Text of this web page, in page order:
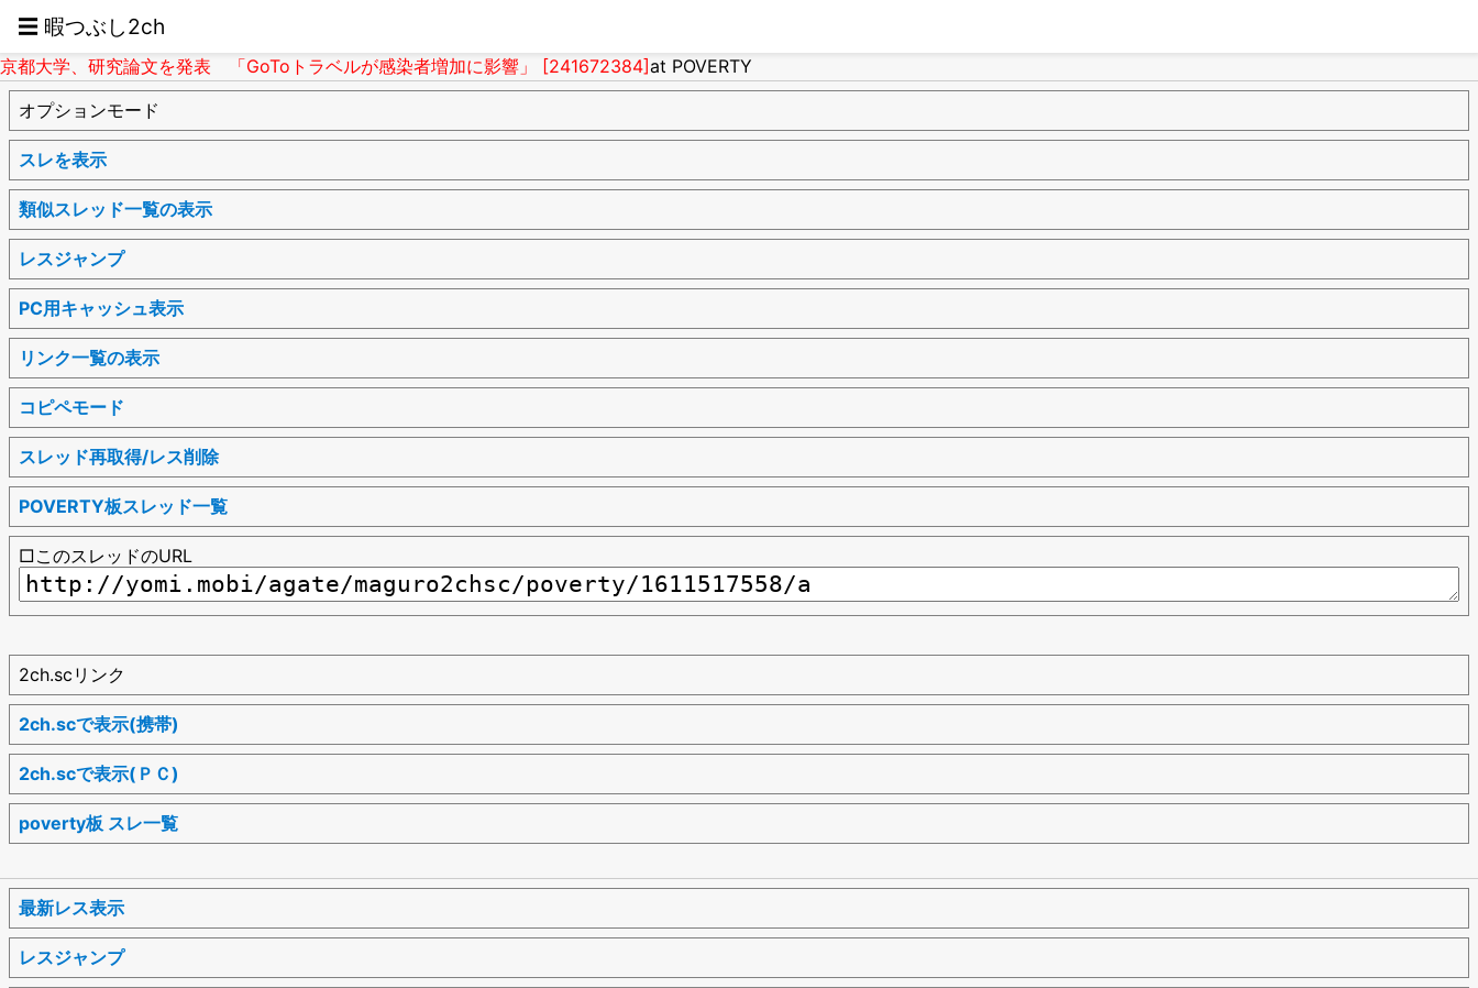
☰ 暇つぶし2ch
京都大学、研究論文を発表 「GoToトラベルが感染者増加に影響」 [241672384]at POVERTY
オプションモード
スレを表示
類似スレッド一覧の表示
レスジャンプ
PC用キャッシュ表示
リンク一覧の表示
コピペモード
スレッド再取得/レス削除
POVERTY板スレッド一覧
□このスレッドのURL
2ch.scリンク
2ch.scで表示(携帯)
2ch.scで表示(ＰＣ)
poverty板 スレ一覧
最新レス表示
レスジャンプ